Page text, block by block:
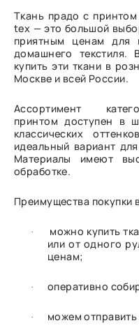
Ткань прадо с
tex — это большой
приятным ценам для
домашнего
купить эти ткани в
Москве и всей России.
Ассортимент
принтом доступен в
классических
идеальный вариант
Материалы имеют
обработке.
Преимущества покупки
·
можно купить
или от одного
ценам;
· оперативно
· можем